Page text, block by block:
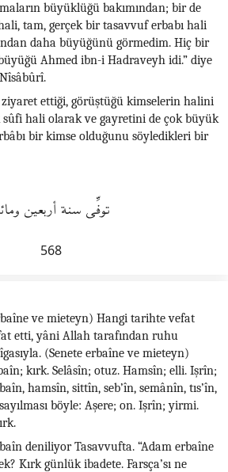
büyüklüğü bakımından; bir de
tam, gerçek bir tasavvuf erbabı hali
daha büyüğünü görmedim. Hiç bir
Ahmed ibn-i Hadraveyh idi.” diye
ziyaret ettiği, görüştüğü kimselerin halini
sûfi hali olarak ve gayretini de çok büyük
bir kimse olduğunu söyledikleri bir
توفِّى سنة أربعين
568
ve mieteyn) Hangi tarihte vefat
etti, yâni Allah tarafından ruhu
(Senete erbaîne ve mieteyn)
kırk. Selâsîn; otuz. Hamsîn; elli. Işrîn;
hamsîn, sittîn, seb’în, semânîn, tıs’în,
böyle: Aşere; on. Işrîn; yirmi.
deniliyor Tasavvufta. “Adam erbaîne
Kırk günlük ibadete. Farsça’sı ne